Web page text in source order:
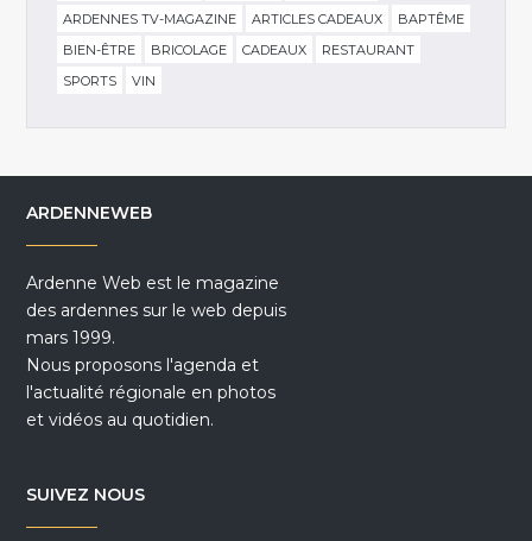
ARDENNES TV-MAGAZINE
ARTICLES CADEAUX
BAPTÊME
BIEN-ÊTRE
BRICOLAGE CADEAUX
RESTAURANT
SPORTS
VIN
ARDENNEWEB
Ardenne Web est le magazine
des ardennes sur le web depuis
mars 1999.
Nous proposons l'agenda et
l'actualité régionale en photos
et vidéos au quotidien.
SUIVEZ NOUS